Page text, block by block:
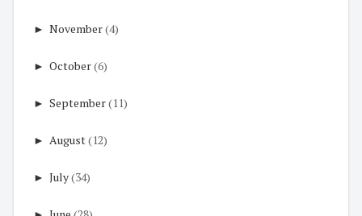
► November(4)
► October(6)
► September(11)
► August(12)
► July(34)